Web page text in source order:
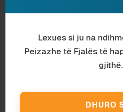
Aourela Vintou
T’I SHËRBESH
Lexues si ju na
Peizazhe të Fjalës të
gjithë.
DHURO